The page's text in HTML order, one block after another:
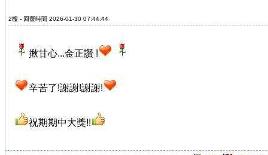
2樓 - 回覆時間 2026-01-30 07:44:44
揪甘心...金正讚 !
辛苦了!謝謝!謝謝!
祝期期中大獎!!